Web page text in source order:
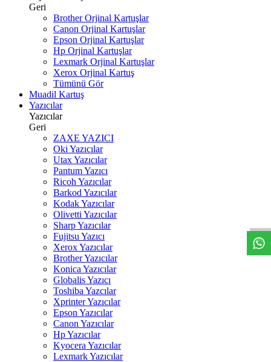
Geri
Brother Orjinal Kartuşlar
Canon Orjinal Kartuşlar
Epson Orjinal Kartuşlar
Hp Orjinal Kartuşlar
Lexmark Orjinal Kartuşlar
Xerox Orjinal Kartuş
Tümünü Gör
Muadil Kartuş
Yazıcılar
Yazıcılar
Geri
ZAXE YAZICI
Oki Yazıcılar
Utax Yazıcılar
Pantum Yazıcı
Ricoh Yazıcılar
Barkod Yazıcılar
Kodak Yazıcılar
Olivetti Yazıcılar
Sharp Yazıcılar
Fujitsu Yazıcı
Xerox Yazıcılar
Brother Yazıcılar
Konica Yazıcılar
Globalis Yazıcı
Toshiba Yazcılar
Xprinter Yazıcılar
Epson Yazıcılar
Canon Yazıcılar
Hp Yazıcılar
Kyocera Yazıcılar
Lexmark Yazıcılar